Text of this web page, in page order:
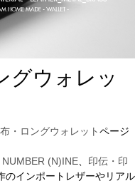
グウォレッ
・ロングウォレットページ
(N)INE
印伝・印
のインポートレザーやリアル